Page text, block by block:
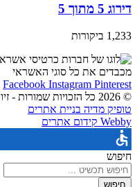
דירוג 5 מתוך 5
1,233 ביקורות
מכבדים את כל סוגי האשראי
Facebook Instagram Pinterest
© 2026 כל הזכויות שמורות - זיו אור תכשיטים
טופיק מדיה בניית אתרים
Webby קידום אתרים
חיפוש
חיפוש